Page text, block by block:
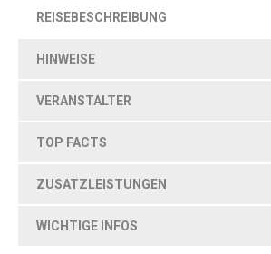
REISEBESCHREIBUNG
HINWEISE
VERANSTALTER
TOP FACTS
ZUSATZLEISTUNGEN
WICHTIGE INFOS